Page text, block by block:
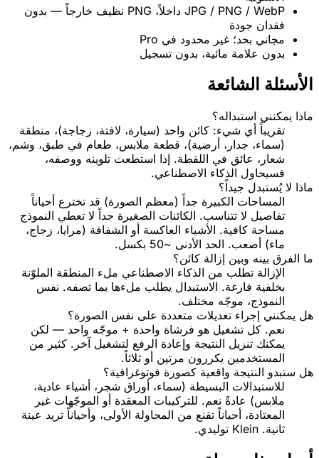
JPG / PNG / WebP داخلاً، PNG نظيف خارجاً — بدون
فقدان جودة
مجاني بحد؛ غير محدود في Pro
بدون علامة مائية، بدون تسجيل
الأسئلة الشائعة
ماذا يمكنني استبداله؟
تقريباً أي شيء: كائن واحد (سيارة، لافتة، زجاجة)، منطقة
(سماء، جدار، أرضية)، قطعة ملابس، طعام في طبق، وشم،
شعار، عائق في اللقطة. إذا استطعت تلوينه ووصفه،
فسيحاول الذكاء الاصطناعي.
ماذا لا يُستبدل جيداً؟
المساحات الكبيرة جداً (معظم الصورة) قد تخترع أحياناً
تفاصيل لا تتناسب. الكائنات الصغيرة جداً لا تعطي النموذج
مساحة كافية. الأشياء العاكسة أو الشفافة (مرايا، زجاج،
ماء) أصعب. الحد الأدنى ~50 بكسل.
ما الفرق بينه وبين إزالة كائن؟
الإزالة تطلب من الذكاء الاصطناعي ملء المنطقة الملوّنة
بخلفية فارغة. الاستبدال يطلب ملءها بما تصفه. نفس
النموذج، موجّه مختلف.
هل يمكنني إجراء تعديلات متعددة على نفس الصورة؟
نعم. كل تشغيل هو فرشاة واحدة + موجّه واحد — لكن
يمكنك تنزيل النتيجة وإعادة الرفع لتشغيل آخر. كثير من
المستخدمين يكررون مرتين أو ثلاثاً.
هل ستبدو النتيجة واقعية كصورة فوتوغرافية؟
للاستبدالات البسيطة (سماء، أوراق شجر، أشياء عادية،
ملابس) عادةً نعم. للتركيبات المعقدة أو الموجّهات غير
المعتادة، أحياناً تقنع من المحاولة الأولى، وأحياناً تريد عينة
ثانية. Klein توليدي.